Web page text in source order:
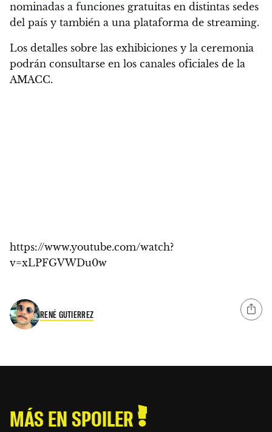
nominadas a funciones gratuitas en distintas sedes
del país y también a una plataforma de streaming.
Los detalles sobre las exhibiciones y la ceremonia
podrán consultarse en los canales oficiales de la
AMACC.
https://www.youtube.com/watch?
v=xLPFGVWDu0w
RENÉ GUTIERREZ
MÁS EN SPOILER